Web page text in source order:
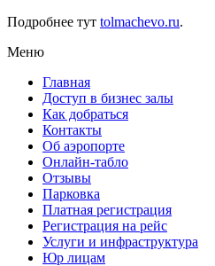
Подробнее тут tolmachevo.ru.
Меню
Главная
Доступ в бизнес залы
Как добраться
Контакты
Об аэропорте
Онлайн-табло
Отзывы
Парковка
Платная регистрация
Регистрация на рейс
Услуги и инфраструктура
Юр лицам